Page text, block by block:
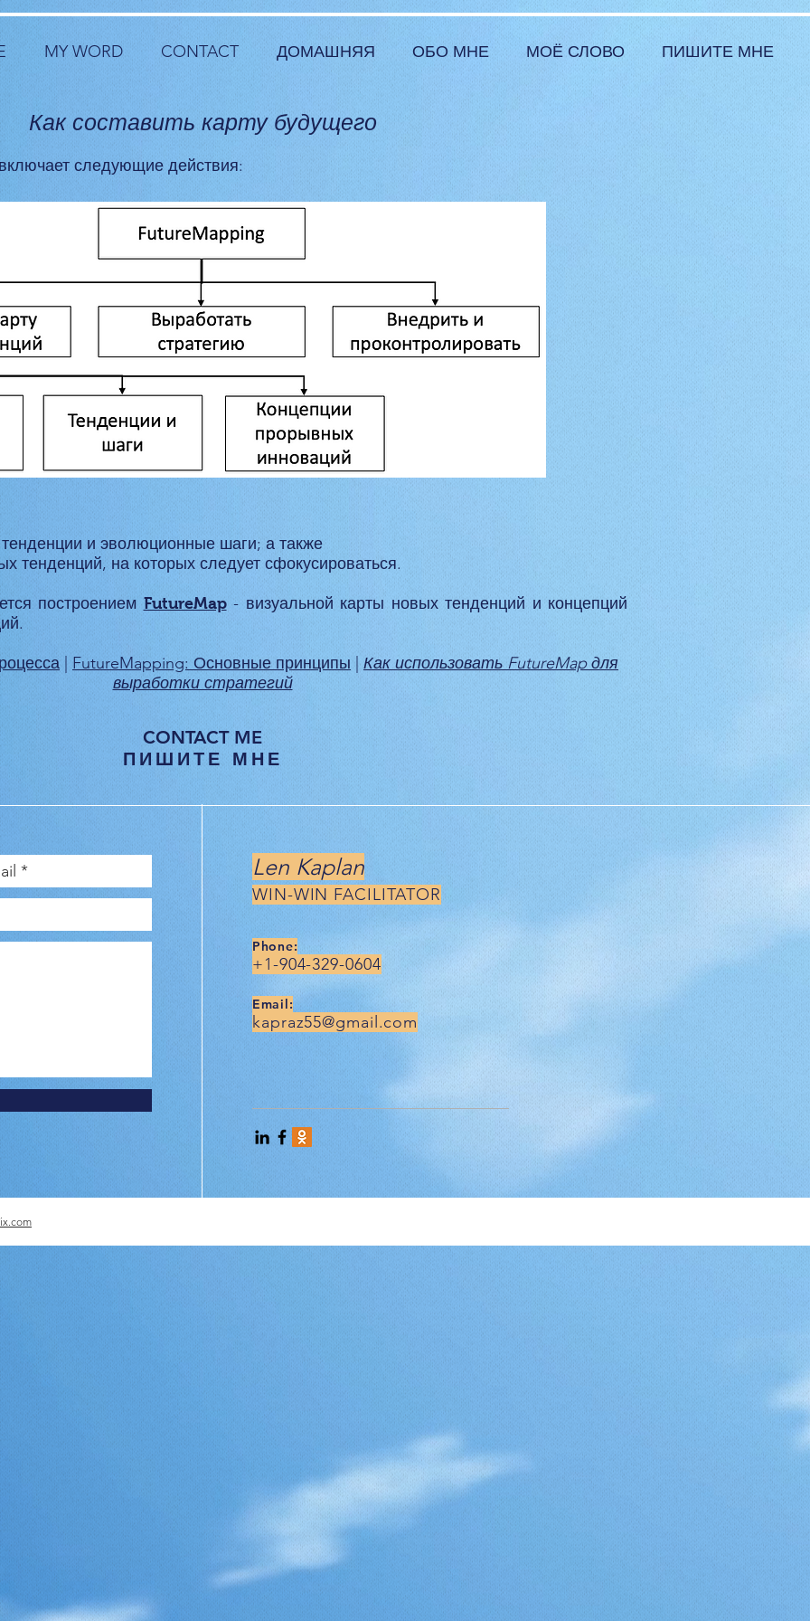
MY WORD CONTACT ДОМАШНЯЯ ОБО МНЕ МОЁ СЛОВО ПИШИТЕ МНЕ
Как составить карту будущего
следующие действия:
и эволюционные шаги; а также
тенденций, на которых следует сфокусироваться.
построениемFutureMap- визуальной карты новых тенденций и концепций
FutureMapping: Основные принципы |Как использовать FutureMap для
выработки стратегий
CONTACT ME
ПИШИТЕ МНЕ
Len Kaplan
WIN-WIN FACILITATOR
Phone:
+1-904-329-0604
Email:
kapraz55@gmail.com